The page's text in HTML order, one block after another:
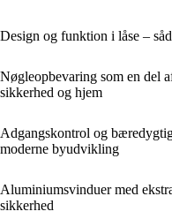
Design og funktion i låse –
Nøgleopbevaring som en del
sikkerhed og hjem
Adgangskontrol og
moderne byudvikling
Aluminiumsvinduer med
sikkerhed